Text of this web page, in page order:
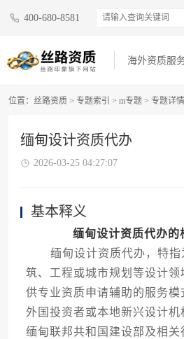
400-680-8581
海外资质服
位置： 丝路资质 > 专题索引 > m专题 > 专题详情
缅甸设计资质代办
2026-03-25 04:27:07
基本释义
缅甸设计资质代办的
缅甸设计资质代办，特指
筑、工程或城市规划等设计
供专业资质申请辅助的服务
外国投资者或本地新兴设计机
缅甸联邦共和国建设部及相